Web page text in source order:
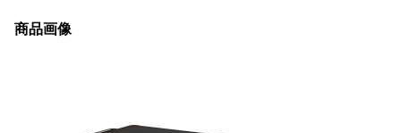
商品画像